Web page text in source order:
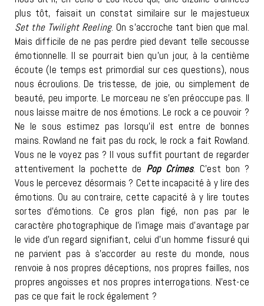
plus tôt, faisait un constat similaire sur le majestueux
Set the Twilight Reeling. On s’accroche tant bien que mal.
Mais difficile de ne pas perdre pied devant telle secousse
émotionnelle. Il se pourrait bien qu’un jour, à la centième
écoute (le temps est primordial sur ces questions), nous
nous écroulions. De tristesse, de joie, ou simplement de
beauté, peu importe. Le morceau ne s’en préoccupe pas. Il
nous laisse maitre de nos émotions. Le rock a ce pouvoir ?
Ne le sous estimez pas lorsqu’il est entre de bonnes
mains. Rowland ne fait pas du rock, le rock a fait Rowland.
Vous ne le voyez pas ? Il vous suffit pourtant de regarder
attentivement la pochette de Pop Crimes. C’est bon ?
Vous le percevez désormais ? Cette incapacité à y lire des
émotions. Ou au contraire, cette capacité à y lire toutes
sortes d’émotions. Ce gros plan figé, non pas par le
caractère photographique de l’image mais d’avantage par
le vide d’un regard signifiant, celui d’un homme fissuré qui
ne parvient pas à s’accorder au reste du monde, nous
renvoie à nos propres déceptions, nos propres failles, nos
propres angoisses et nos propres interrogations. N’est-ce
pas ce que fait le rock également ?